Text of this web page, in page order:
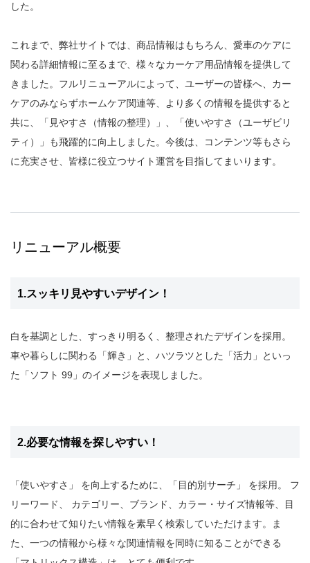
した。
これまで、弊社サイトでは、商品情報はもちろん、愛車のケアに
関わる詳細情報に至るまで、様々なカーケア用品情報を提供して
きました。フルリニューアルによって、ユーザーの皆様へ、カー
ケアのみならずホームケア関連等、より多くの情報を提供すると
共に、「見やすさ（情報の整理）」、「使いやすさ（ユーザビリ
ティ）」も飛躍的に向上しました。今後は、コンテンツ等もさら
に充実させ、皆様に役立つサイト運営を目指してまいります。
リニューアル概要
1.スッキリ見やすいデザイン！
白を基調とした、すっきり明るく、整理されたデザインを採用。
車や暮らしに関わる「輝き」と、ハツラツとした「活力」といっ
た「ソフト 99」のイメージを表現しました。
2.必要な情報を探しやすい！
「使いやすさ」 を向上するために、「目的別サーチ」 を採用。 フ
リーワード、 カテゴリー、ブランド、カラー・サイズ情報等、目
的に合わせて知りたい情報を素早く検索していただけます。ま
た、一つの情報から様々な関連情報を同時に知ることができる